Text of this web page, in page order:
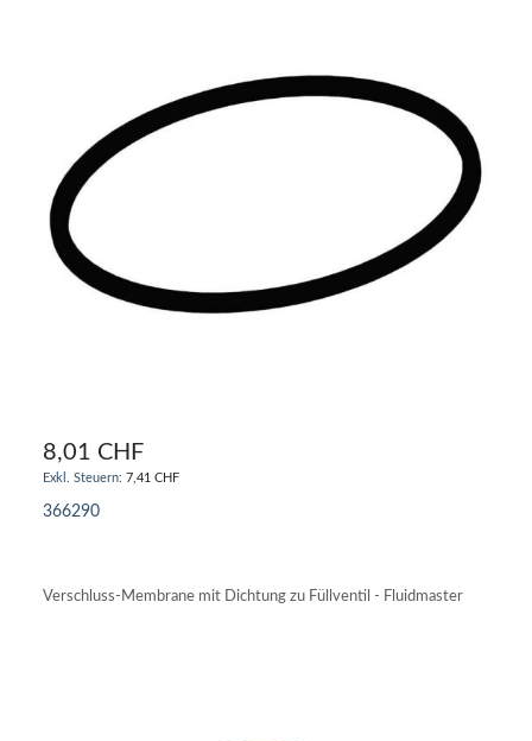
8,01 CHF
7,41 CHF
366290
Verschluss-Membrane mit Dichtung zu Füllventil - Fluidmaster